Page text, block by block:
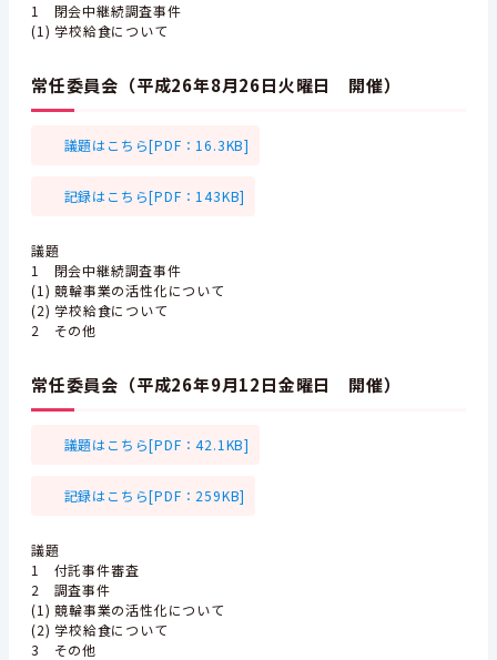
1 閉会中継続調査事件
(1) 学校給食について
常任委員会（平成26年8月26日火曜日 開催）
議題はこちら[PDF：16.3KB]
記録はこちら[PDF：143KB]
議題
1 閉会中継続調査事件
(1) 競輪事業の活性化について
(2) 学校給食について
2 その他
常任委員会（平成26年9月12日金曜日 開催）
議題はこちら[PDF：42.1KB]
記録はこちら[PDF：259KB]
議題
1 付託事件審査
2 調査事件
(1) 競輪事業の活性化について
(2) 学校給食について
3 その他